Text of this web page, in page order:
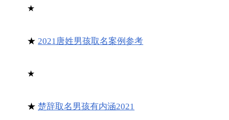
★
★2021唐姓男孩取名案例参考
★
★楚辞取名男孩有内涵2021